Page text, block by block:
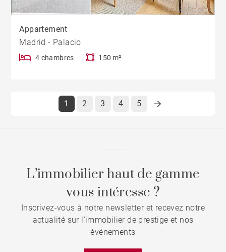
Appartement
Madrid - Palacio
4 chambres 150 m²
1 2 3 4 5
L’immobilier haut de gamme
vous intéresse ?
Inscrivez-vous à notre newsletter et recevez notre
actualité sur l'immobilier de prestige et nos
événements